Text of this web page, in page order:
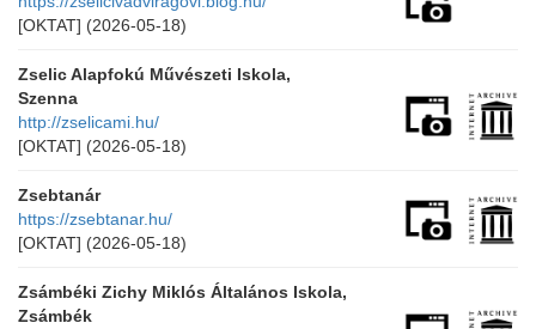
[OKTAT] (2026-05-18)
Zselic Alapfokú Művészeti Iskola,
Szenna
http://zselicami.hu/
[OKTAT] (2026-05-18)
Zsebtanár
https://zsebtanar.hu/
[OKTAT] (2026-05-18)
Zsámbéki Zichy Miklós Általános Iskola,
Zsámbék